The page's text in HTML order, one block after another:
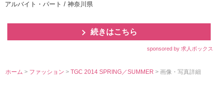
アルバイト・パート / 神奈川県
続きはこちら
sponsored by 求人ボックス
ホーム > ファッション>TGC 2014 SPRING／SUMMER> 画像・写真詳細